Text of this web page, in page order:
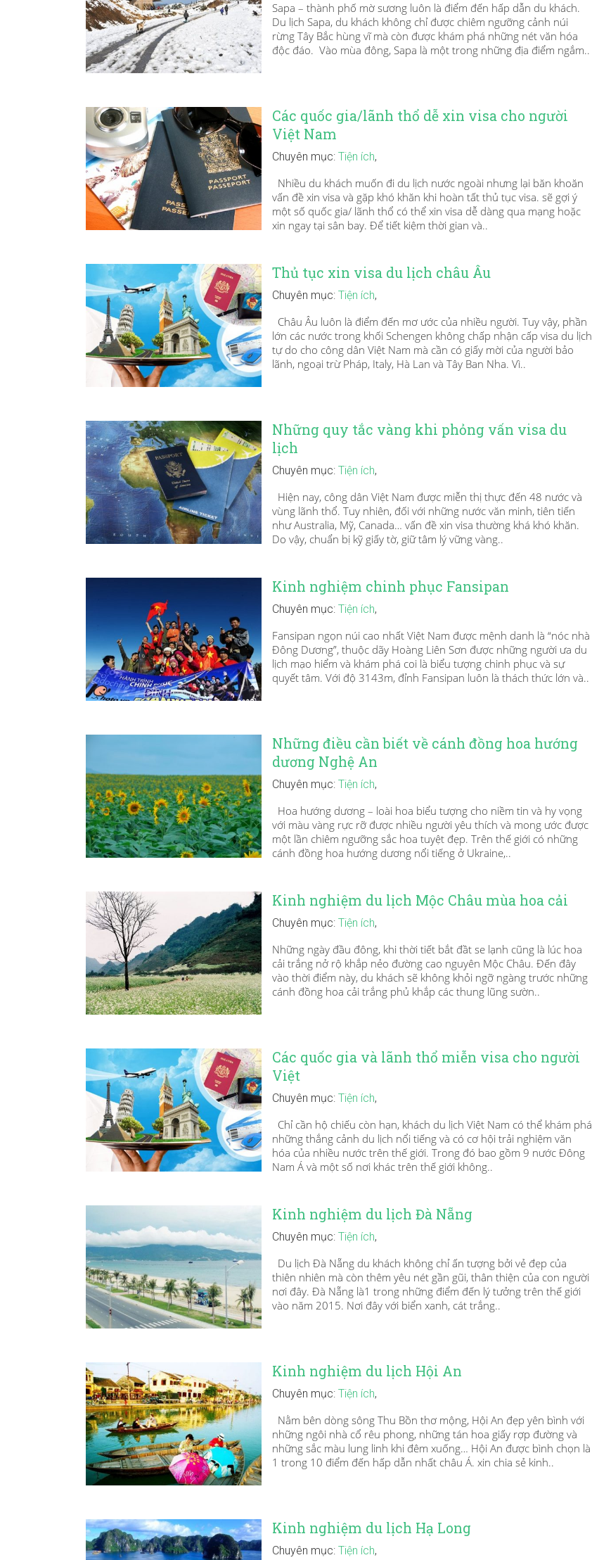
Sapa – thành phố mờ sương luôn là điểm đến hấp dẫn du khách.
Du lịch Sapa, du khách không chỉ được chiêm ngưỡng cảnh núi
rừng Tây Bắc hùng vĩ mà còn được khám phá những nét văn hóa
độc đáo. Vào mùa đông, Sapa là một trong những địa điểm ngắm..
Các quốc gia/lãnh thổ dễ xin visa cho người
Việt Nam
Chuyên mục: Tiện ích,
Nhiều du khách muốn đi du lịch nước ngoài nhưng lại băn khoăn
vấn đề xin visa và gặp khó khăn khi hoàn tất thủ tục visa. sẽ gợi ý
một số quốc gia/ lãnh thổ có thể xin visa dễ dàng qua mạng hoặc
xin ngay tại sân bay. Để tiết kiệm thời gian và..
Thủ tục xin visa du lịch châu Âu
Chuyên mục: Tiện ích,
Châu Âu luôn là điểm đến mơ ước của nhiều người. Tuy vậy, phần
lớn các nước trong khối Schengen không chấp nhận cấp visa du lịch
tự do cho công dân Việt Nam mà cần có giấy mời của người bảo
lãnh, ngoại trừ Pháp, Italy, Hà Lan và Tây Ban Nha. Vì..
Những quy tắc vàng khi phỏng vấn visa du
lịch
Chuyên mục: Tiện ích,
Hiện nay, công dân Việt Nam được miễn thị thực đến 48 nước và
vùng lãnh thổ. Tuy nhiên, đối với những nước văn minh, tiên tiến
như Australia, Mỹ, Canada… vấn đề xin visa thường khá khó khăn.
Do vậy, chuẩn bị kỹ giấy tờ, giữ tâm lý vững vàng..
Kinh nghiệm chinh phục Fansipan
Chuyên mục: Tiện ích,
Fansipan ngọn núi cao nhất Việt Nam được mệnh danh là “nóc nhà
Đông Dương”, thuộc dãy Hoàng Liên Sơn được những người ưa du
lịch mạo hiểm và khám phá coi là biểu tượng chinh phục và sự
quyết tâm. Với độ 3143m, đỉnh Fansipan luôn là thách thức lớn và..
Những điều cần biết về cánh đồng hoa hướng
dương Nghệ An
Chuyên mục: Tiện ích,
Hoa hướng dương – loài hoa biểu tượng cho niềm tin và hy vọng
với màu vàng rực rỡ được nhiều người yêu thích và mong ước được
một lần chiêm ngưỡng sắc hoa tuyệt đẹp. Trên thế giới có những
cánh đồng hoa hướng dương nổi tiếng ở Ukraine,..
Kinh nghiệm du lịch Mộc Châu mùa hoa cải
Chuyên mục: Tiện ích,
Những ngày đầu đông, khi thời tiết bắt đầt se lạnh cũng là lúc hoa
cải trắng nở rộ khắp nẻo đường cao nguyên Mộc Châu. Đến đây
vào thời điểm này, du khách sẽ không khỏi ngỡ ngàng trước những
cánh đồng hoa cải trắng phủ khắp các thung lũng sườn..
Các quốc gia và lãnh thổ miễn visa cho người
Việt
Chuyên mục: Tiện ích,
Chỉ cần hộ chiếu còn hạn, khách du lịch Việt Nam có thể khám phá
những thắng cảnh du lịch nổi tiếng và có cơ hội trải nghiệm văn
hóa của nhiều nước trên thế giới. Trong đó bao gồm 9 nước Đông
Nam Á và một số nơi khác trên thế giới không..
Kinh nghiệm du lịch Đà Nẵng
Chuyên mục: Tiện ích,
Du lịch Đà Nẵng du khách không chỉ ấn tượng bởi vẻ đẹp của
thiên nhiên mà còn thêm yêu nét gần gũi, thân thiện của con người
nơi đây. Đà Nẵng là1 trong những điểm đến lý tưởng trên thế giới
vào năm 2015. Nơi đây với biển xanh, cát trắng..
Kinh nghiệm du lịch Hội An
Chuyên mục: Tiện ích,
Nằm bên dòng sông Thu Bồn thơ mộng, Hội An đẹp yên bình với
những ngôi nhà cổ rêu phong, những tán hoa giấy rợp đường và
những sắc màu lung linh khi đêm xuống… Hội An được bình chọn là
1 trong 10 điểm đến hấp dẫn nhất châu Á. xin chia sẻ kinh..
Kinh nghiệm du lịch Hạ Long
Chuyên mục: Tiện ích,